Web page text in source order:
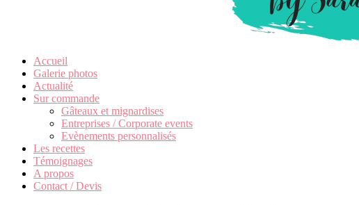
Accueil
Galerie photos
Actualité
Sur commande
Gâteaux et mignardises
Entreprises / Corporate events
Evènements personnalisés
Les recettes
Témoignages
A propos
Contact / Devis